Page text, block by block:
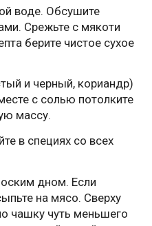
воде. Обсушите
Срежьте с мякоти
берите чистое сухое
и черный, кориандр)
с солью потолките
массу.
в специях со всех
дном. Если
на мясо. Сверху
чашку чуть меньшего